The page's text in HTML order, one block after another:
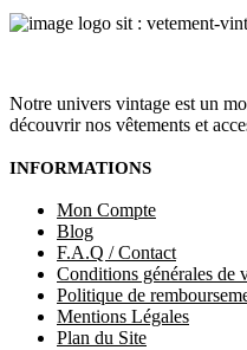
Notre univers vintage est un
découvrir nos vêtements et
INFORMATIONS
Mon Compte
Blog
F.A.Q / Contact
Conditions générales de
Politique de
Mentions Légales
Plan du Site